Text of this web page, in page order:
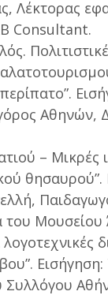
Λέκτορας
Consultant.
Αθηνών,
– Μικρές
θησαυρού”.
του Μουσείου
λογοτεχνικές
Συλλόγου